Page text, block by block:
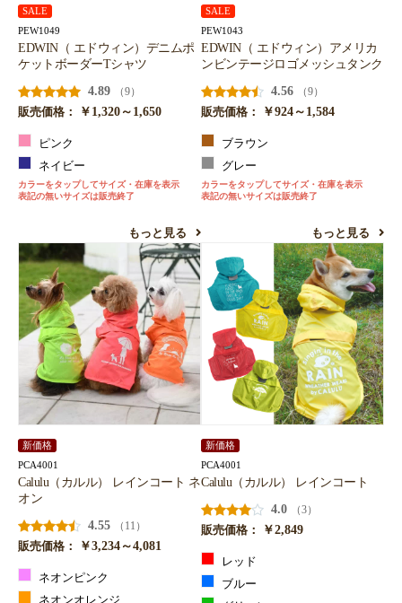
SALE
PEW1049
EDWIN（ エドウィン）デニムポ
ケットボーダーTシャツ
4.89
（9）
販売価格：
￥1,320～1,650
ピンク
ネイビー
カラーをタップしてサイズ・在庫を表示
表記の無いサイズは販売終了
もっと見る
SALE
PEW1043
EDWIN（ エドウィン）アメリカ
ンビンテージロゴメッシュタンク
4.56
（9）
販売価格：
￥924～1,584
ブラウン
グレー
カラーをタップしてサイズ・在庫を表示
表記の無いサイズは販売終了
もっと見る
新価格
PCA4001
Calulu（カルル） レインコート ネ
オン
4.55
（11）
販売価格：
￥3,234～4,081
ネオンピンク
ネオンオレンジ
新価格
PCA4001
Calulu（カルル） レインコート
4.0
（3）
販売価格：
￥2,849
レッド
ブルー